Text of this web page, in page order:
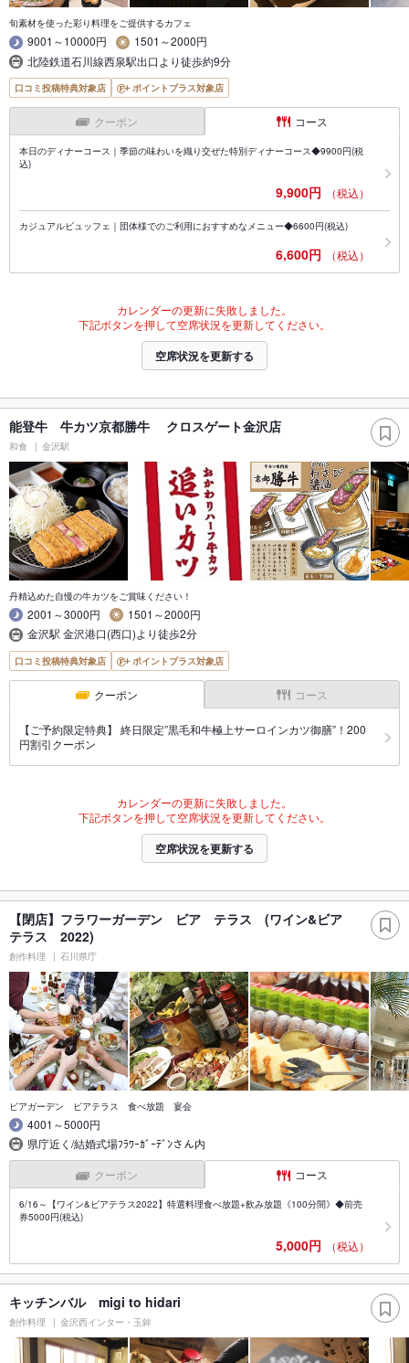
旬素材を使った彩り料理をご提供するカフェ
9001～10000円
1501～2000円
北陸鉄道石川線西泉駅出口より徒歩約9分
口コミ投稿特典対象店 ポイントプラス対象店
クーポン コース
本日のディナーコース｜季節の味わいを織り交ぜた特別ディナーコース◆9900円(税
込)
9,900円 （税込）
カジュアルビュッフェ｜団体様でのご利用におすすめなメニュー◆6600円(税込)
6,600円 （税込）
カレンダーの更新に失敗しました。
下記ボタンを押して空席状況を更新してください。
空席状況を更新する
能登牛 牛カツ京都勝牛 クロスゲート金沢店
和食 金沢駅
丹精込めた自慢の牛カツをご賞味ください！
2001～3000円
1501～2000円
金沢駅 金沢港口(西口)より徒歩2分
口コミ投稿特典対象店 ポイントプラス対象店
クーポン コース
【ご予約限定特典】 終日限定”黒毛和牛極上サーロインカツ御膳”！200
円割引クーポン
カレンダーの更新に失敗しました。
下記ボタンを押して空席状況を更新してください。
空席状況を更新する
【閉店】フラワーガーデン ビア テラス (ワイン&ビア
テラス 2022)
創作料理 石川県庁
ビアガーデン ビアテラス 食べ放題 宴会
4001～5000円
県庁近く/結婚式場ﾌﾗﾜｰｶﾞｰﾃﾞﾝさん内
クーポン コース
6/16～【ワイン&ビアテラス2022】特選料理食べ放題+飲み放題《100分間》◆前売
券5000円(税込)
5,000円 （税込）
キッチンバル migi to hidari
創作料理 金沢西インター・玉鉾